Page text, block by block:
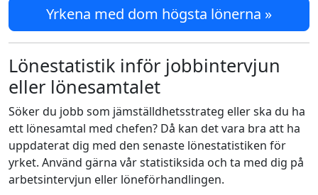
Yrkena med dom högsta lönerna »
Lönestatistik inför jobbintervjun
eller lönesamtalet
Söker du jobb som jämställdhetsstrateg eller ska du ha
ett lönesamtal med chefen? Då kan det vara bra att ha
uppdaterat dig med den senaste lönestatistiken för
yrket. Använd gärna vår statistiksida och ta med dig på
arbetsintervjun eller löneförhandlingen.